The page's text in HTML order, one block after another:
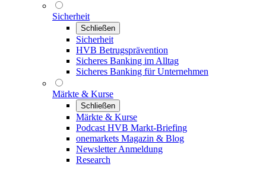
Sicherheit
Schließen
Sicherheit
HVB Betrugsprävention
Sicheres Banking im Alltag
Sicheres Banking für Unternehmen
Märkte & Kurse
Schließen
Märkte & Kurse
Podcast HVB Markt-Briefing
onemarkets Magazin & Blog
Newsletter Anmeldung
Research